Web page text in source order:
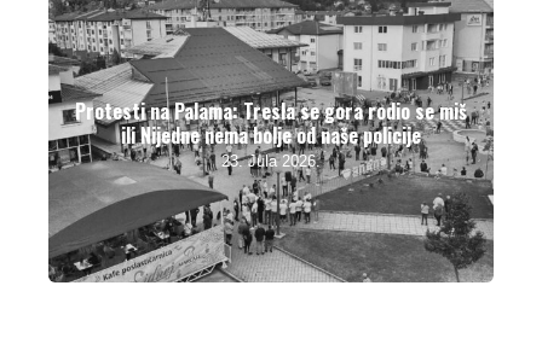
Protesti na Palama: Tresla se gora rodio se miš
ili Nijedne nema bolje od naše policije
23. Jula 2026.